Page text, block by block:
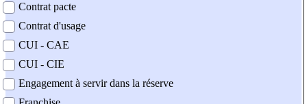
Contrat pacte
Contrat d'usage
CUI - CAE
CUI - CIE
Engagement à servir dans la réserve